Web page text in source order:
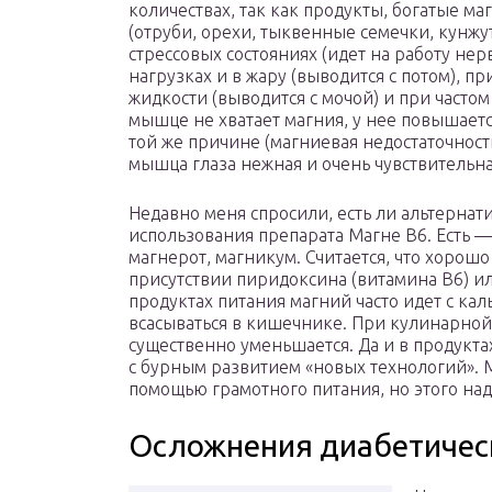
количествах, так как продукты, богатые
(отруби, орехи, тыквенные семечки,
стрессовых состояниях (идет на работу
нагрузках и в жару (выводится с потом),
жидкости (выводится с мочой) и при
мышце не хватает магния, у нее
той же причине (магниевая
мышца глаза нежная и очень
Недавно меня спросили, есть ли
использования препарата Магне В6.
магнерот, магникум. Считается, что
присутствии пиридоксина (витамина В6)
продуктах питания магний часто идет с
всасываться в кишечнике. При
существенно уменьшается. Да и в
с бурным развитием «новых технологий».
помощью грамотного питания, но этого
Осложнения